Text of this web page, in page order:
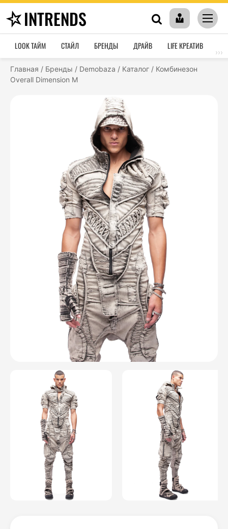
INTRENDS
LOOK ТАЙМ СТАЙЛ БРЕНДЫ ДРАЙВ LIFE КРЕАТИВ
›››
Главная / Бренды / Demobaza / Каталог / Комбинезон
Overall Dimension M